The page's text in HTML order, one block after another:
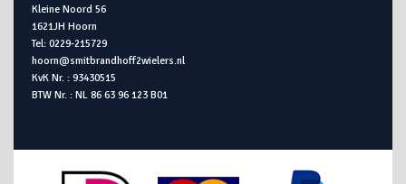
Kleine Noord 56
1621JH Hoorn
Tel: 0229-215729
hoorn@smitbrandhoff2wielers.nl
KvK Nr. : 93430515
BTW Nr. : NL 86 63 96 123 B01